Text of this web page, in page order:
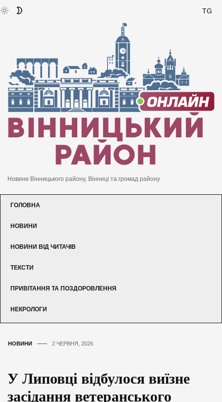
TG
Новини Вінницького району, Вінниці та громад району
ГОЛОВНА
НОВИНИ
НОВИНИ ВІД ЧИТАЧІВ
ТЕКСТИ
ПРИВІТАННЯ ТА ПОЗДОРОВЛЕННЯ
НЕКРОЛОГИ
НОВИНИ 2 ЧЕРВНЯ, 2026
У Липовці відбулося виїзне
засідання ветеранського